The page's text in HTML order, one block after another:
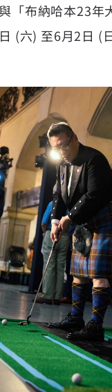
「布納哈本23年
(六) 至6月2日 (